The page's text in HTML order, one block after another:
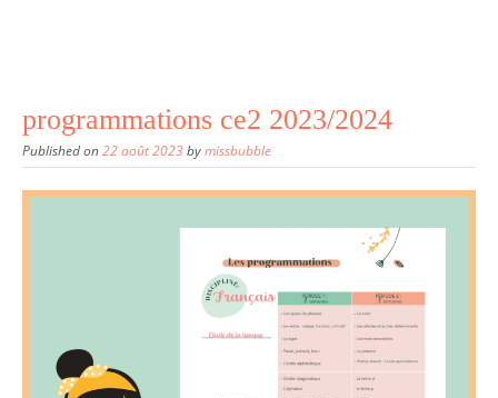
programmations ce2 2023/2024
Published on22 août 2023bymissbubble